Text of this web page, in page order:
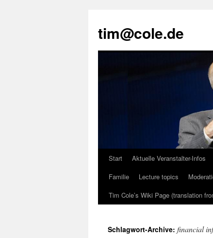
tim@cole.de
Start Aktuelle Veranstalter-Infos
Familie
Lecture topics
Tim Cole’s Wiki Page (translation
Schlagwort-Archive: financial